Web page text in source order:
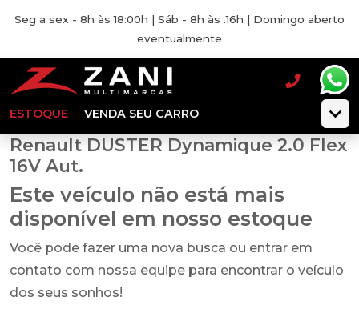
Seg a sex - 8h às 18:00h | Sáb - 8h às .16h | Domingo aberto
eventualmente
ESTOQUE VENDA SEU CARRO
Renault DUSTER Dynamique 2.0 Flex
16V Aut.
Este veículo não está mais
disponível em nosso estoque
Você pode fazer uma nova busca ou entrar em
contato com nossa equipe para encontrar o veículo
dos seus sonhos!